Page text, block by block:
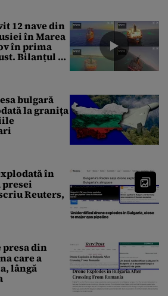
12 nave din
în Marea
în prima
Bilanțul a
bulgară
la granița
în
Reuters,
presa din
care a
lângă